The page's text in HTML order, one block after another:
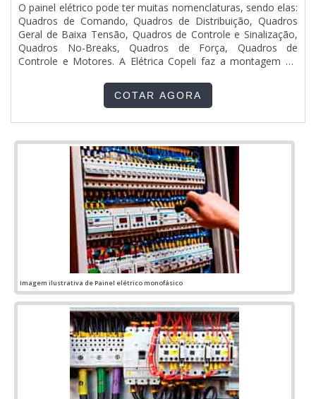
O painel elétrico pode ter muitas nomenclaturas, sendo elas:
Quadros de Comando, Quadros de Distribuição, Quadros
Geral de Baixa Tensão, Quadros de Controle e Sinalização,
Quadros No-Breaks, Quadros de Força, Quadros de
Controle e Motores. A Elétrica Copeli faz a montagem do
atendendo obras industriais, prediais, comerciais e
residenciais e utiliza componentes eletrônicos da Siemens,
COTAR AGORA
Imagem ilustrativa de Painel elétrico monofásico